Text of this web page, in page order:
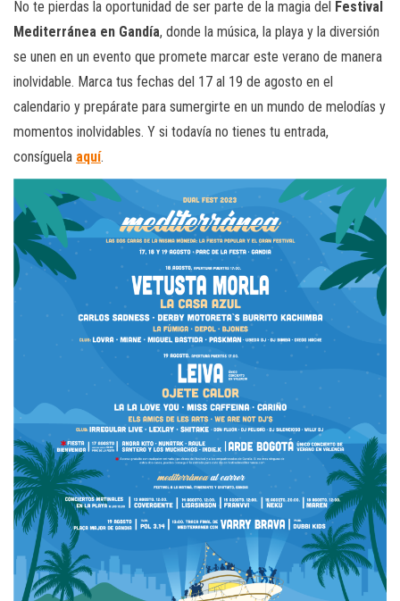
No te pierdas la oportunidad de ser parte de la magia del Festival
Mediterránea en Gandía, donde la música, la playa y la diversión
se unen en un evento que promete marcar este verano de manera
inolvidable. Marca tus fechas del 17 al 19 de agosto en el
calendario y prepárate para sumergirte en un mundo de melodías y
momentos inolvidables. Y si todavía no tienes tu entrada,
consíguela aquí.